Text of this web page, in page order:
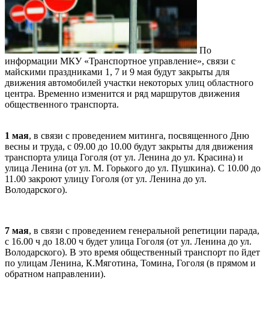
По
информации МКУ «Транспортное управление», связи с
майскими праздниками 1, 7 и 9 мая будут закрыты для
движения автомобилей участки некоторых улиц областного
центра. Временно изменится и ряд маршрутов движения
общественного транспорта.
1 мая, в связи с проведением митинга, посвященного Дню
весны и труда, с 09.00 до 10.00 будут закрыты для движения
транспорта улица Гоголя (от ул. Ленина до ул. Красина) и
улица Ленина (от ул. М. Горького до ул. Пушкина). С 10.00 до
11.00 закроют улицу Гоголя (от ул. Ленина до ул.
Володарского).
7 мая, в связи с проведением генеральной репетиции парада,
с 16.00 ч до 18.00 ч будет улица Гоголя (от ул. Ленина до ул.
Володарского). В это время общественный транспорт по йдет
по улицам Ленина, К.Мяготина, Томина, Гоголя (в прямом и
обратном направлении).